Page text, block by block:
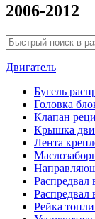
2006-2012
Двигатель
Бугель
Головка
Клапан
Крышка
Лента
Распредвал
Распредвал
Рейка